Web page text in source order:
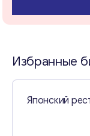
Избранные
Японский